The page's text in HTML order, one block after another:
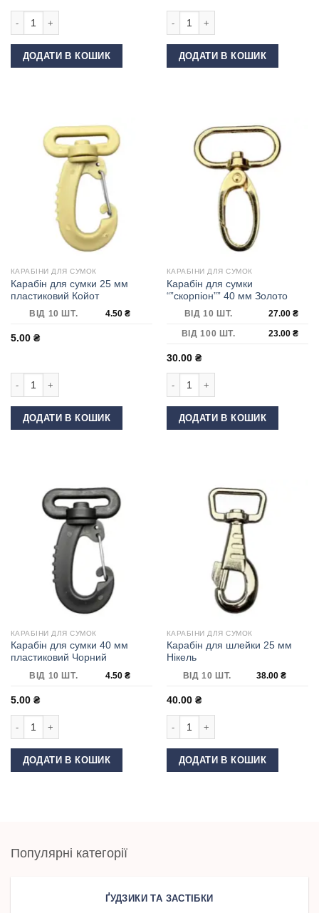
ДОДАТИ В КОШИК ДОДАТИ В КОШИК
КАРАБІНИ ДЛЯ СУМОК
Карабін для сумки 25 мм
пластиковий Койот
ВІД 10 ШТ. 4.50 ₴
5.00 ₴
ДОДАТИ В КОШИК
КАРАБІНИ ДЛЯ СУМОК
Карабін для сумки
“”скорпіон”” 40 мм Золото
ВІД 10 ШТ. 27.00₴
ВІД 100 ШТ.
23.00₴
30.00 ₴
ДОДАТИ В КОШИК
КАРАБІНИ ДЛЯ СУМОК
Карабін для сумки 40 мм
пластиковий Чорний
ВІД 10 ШТ. 4.50 ₴
5.00 ₴
ДОДАТИ В КОШИК
КАРАБІНИ ДЛЯ СУМОК
Карабін для шлейки 25 мм
Нікель
ВІД 10 ШТ. 38.00 ₴
40.00 ₴
ДОДАТИ В КОШИК
Популярні категорії
ҐУДЗИКИ ТА ЗАСТІБКИ